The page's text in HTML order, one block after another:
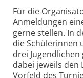
Für die
Anmeldungen
gerne stellen. In
die Schülerinnen
drei
dabei jeweils den
Vorfeld des